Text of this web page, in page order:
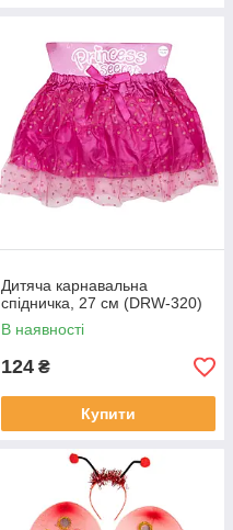
Дитяча карнавальна
спідничка, 27 см (DRW-320)
В наявності
124 ₴
Купити